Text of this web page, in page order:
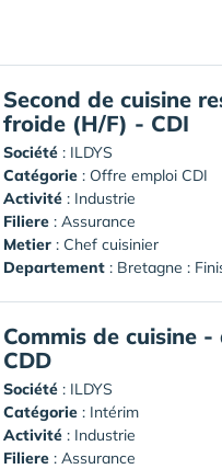
Second de cuisine
froide (H/F) - CDI
Société : ILDYS
Catégorie : Offre emploi CDI
Activité : Industrie
Filiere : Assurance
Metier : Chef cuisinier
Departement : Bretagne :
Commis de cuisine
CDD
Société : ILDYS
Catégorie : Intérim
Activité : Industrie
Filiere : Assurance